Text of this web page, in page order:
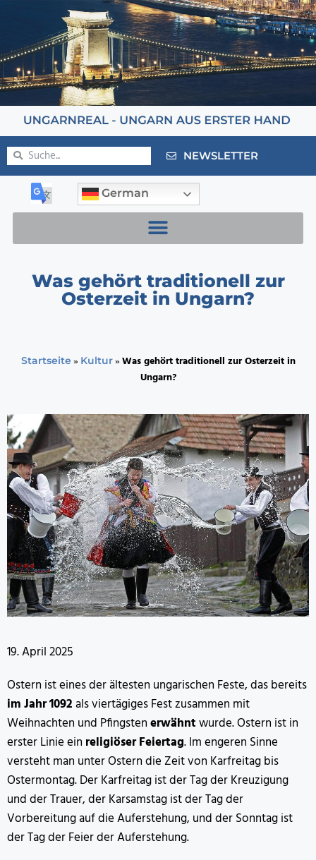
NEWSLETTER
German
Was gehört traditionell zur
Osterzeit in Ungarn?
Startseite » Kultur»Was gehört traditionell zur Osterzeit in
Ungarn?
19. April 2025
Ostern ist eines der ältesten ungarischen Feste, das bereits
im Jahr 1092als viertägiges Fest zusammen mit
Weihnachten und Pfingstenerwähntwurde. Ostern ist in
erster Linie ein religiöser Feiertag. Im engeren Sinne
versteht man unter Ostern die Zeit von Karfreitag bis
Ostermontag. Der Karfreitag ist der Tag der Kreuzigung
und der Trauer, der Karsamstag ist der Tag der
Vorbereitung auf die Auferstehung, und der Sonntag ist
der Tag der Feier der Auferstehung.